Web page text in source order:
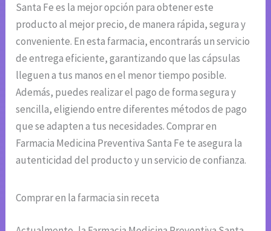
Santa Fe es la mejor opción para obtener este
producto al mejor precio, de manera rápida, segura y
conveniente. En esta farmacia, encontrarás un servicio
de entrega eficiente, garantizando que las cápsulas
lleguen a tus manos en el menor tiempo posible.
Además, puedes realizar el pago de forma segura y
sencilla, eligiendo entre diferentes métodos de pago
que se adapten a tus necesidades. Comprar en
Farmacia Medicina Preventiva Santa Fe te asegura la
autenticidad del producto y un servicio de confianza.
Comprar en la farmacia sin receta